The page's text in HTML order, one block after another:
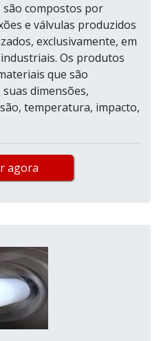
compostos por
e válvulas produzidos
exclusivamente, em
Os produtos
que são
dimensões,
temperatura, impacto,
agora